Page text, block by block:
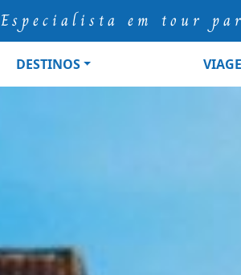
Especialista em tour
DESTINOS